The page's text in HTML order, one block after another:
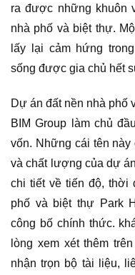
ra được những khuôn
nhà phố và biệt thự.
lấy lại cảm hứng
sống được gia chủ hết
Dự án đất nền nhà phố
BIM Group làm chủ
vốn. Những cái tên
và chất lượng của dự
chi tiết về tiến độ, thời
phố và biệt thự Park
công bố chính thức.
lòng xem xét thêm
nhận trọn bộ tài liệu,